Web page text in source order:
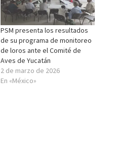
PSM presenta los resultados
de su programa de monitoreo
de loros ante el Comité de
Aves de Yucatán
2 de marzo de 2026
En «México»